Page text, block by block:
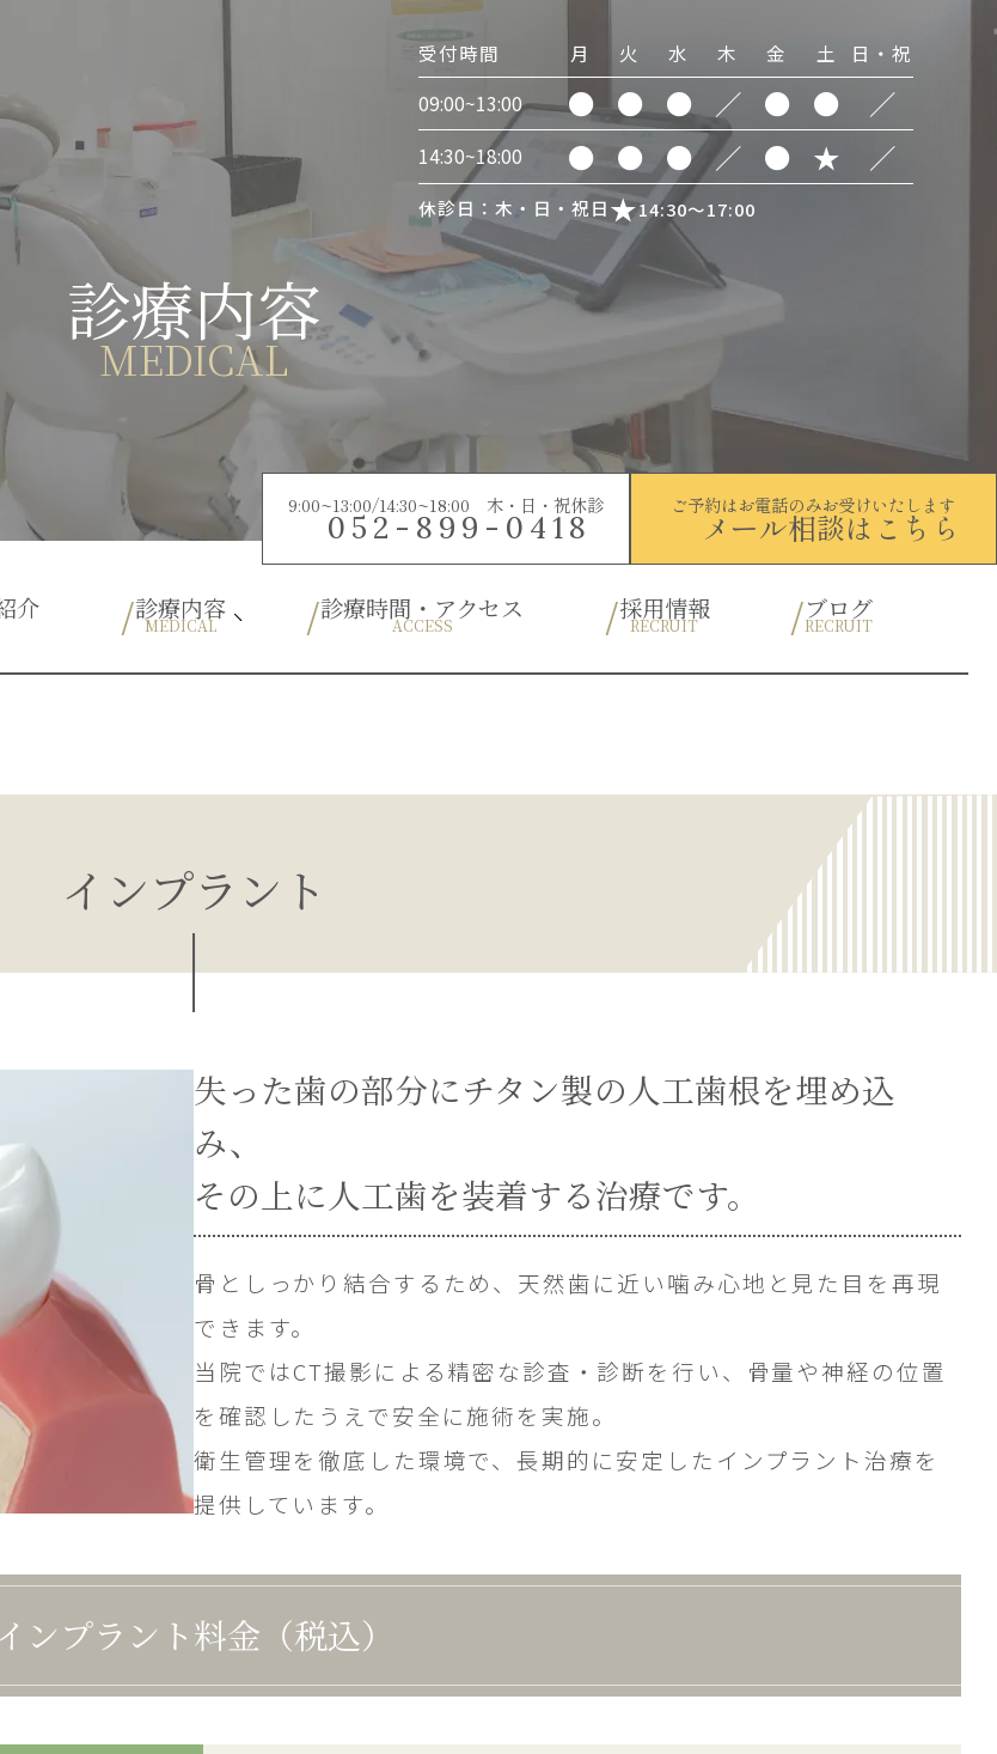
診療内容
MEDICAL
受付時間 月 火 水 木 金 土
日・祝
09:00~13:00
● ● ● ／ ● ● ／
14:30~18:00 ● ● ● ／ ● ★ ／
休診日：木・日・祝日 14:30～17:00
9:00~13:00/14:30~18:00 木・日・祝休診
052-899-0418
ご予約はお電話のみお受けいたします
メール相談はこちら
介 診療内容
MEDICAL
口腔外科
小児矯正
ホワイトニング
診療時間・アクセス
ACCESS
採用情報
RECRUIT
ブログ
RECRUIT
インプラント
失った歯の部分にチタン製の人工歯根を埋め込
み、
その上に人工歯を装着する治療です。
骨としっかり結合するため、天然歯に近い噛み心地と見た目を再現
できます。
当院ではCT撮影による精密な診査・診断を行い、骨量や神経の位置
を確認したうえで安全に施術を実施。
衛生管理を徹底した環境で、長期的に安定したインプラント治療を
ンプラント料金（税込）